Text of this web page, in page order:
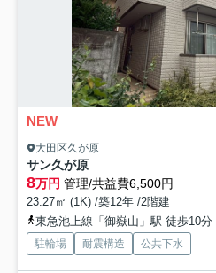
NEW
大田区久が原
サン久が原
8万円 管理/共益費6,500円
23.27㎡ (1K) /築12年 /2階建
東急池上線「御嶽山」駅 徒歩10分
駐輪場 耐震構造 公共下水